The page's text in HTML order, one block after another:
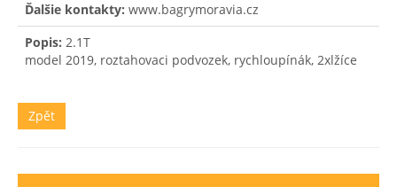
Ďalšie kontakty: www.bagrymoravia.cz
Popis: 2.1T
model 2019, roztahovaci podvozek, rychloupínák, 2xlžíce
Zpět